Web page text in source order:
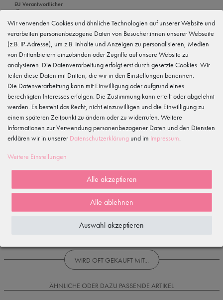
EU Verantwortlicher
tanzmuster GmbH
Gewerbeparkring 2, 15299 Müllrose, Deutschland
service@tanzmuster.de
033606-779250
Hersteller
tanzmuster
Gewerbeparkring 2, 15299 Müllrose, Deutschland
service@tanzmuster.de
033606-779250
Merkmale
5
3
1
WIRD OFT GEKAUFT MIT...
ÄHNLICHE ODER DAZU PASSENDE ARTIKEL
Wir verwenden Cookies und ähnliche Technologien auf unserer Website und
verarbeiten personenbezogene Daten von Besucher:innen unserer Webseite
(z.B. IP-Adresse), um z.B. Inhalte und Anzeigen zu personalisieren, Medien
von Drittanbietern einzubinden oder Zugriffe auf unsere Website zu
analysieren. Die Datenverarbeitung erfolgt erst durch gesetzte Cookies. Wir
teilen diese Daten mit Dritten, die wir in den Einstellungen benennen.
Die Datenverarbeitung kann mit Einwilligung oder aufgrund eines
berechtigten Interesses erfolgen. Die Zustimmung kann erteilt oder abgelehnt
werden. Es besteht das Recht, nicht einzuwilligen und die Einwilligung zu
einem späteren Zeitpunkt zu ändern oder zu widerrufen. Weitere
Informationen zur Verwendung personenbezogener Daten und den Diensten
erklären wir in unserer Daten­schutz­erklärung und im Impressum.
Weitere Einstellungen
Alle akzeptieren
Alle ablehnen
Auswahl akzeptieren